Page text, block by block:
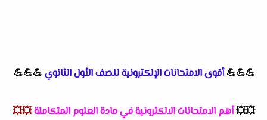
💪💪💪أقوى الامتحانات الإلكترونية للصف الأول الثانوي 💪💪💪
💥💥أهم الامتحانات الالكترونية في مادة العلوم المتكاملة💥💥